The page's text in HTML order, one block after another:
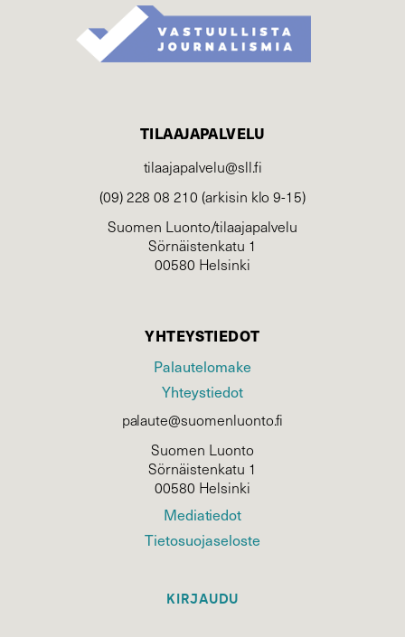
TILAAJAPALVELU
tilaajapalvelu@sll.fi
(09) 228 08 210 (arkisin klo 9-15)
Suomen Luonto/tilaajapalvelu
Sörnäistenkatu 1
00580 Helsinki
YHTEYSTIEDOT
Palautelomake
Yhteystiedot
palaute@suomenluonto.fi
Suomen Luonto
Sörnäistenkatu 1
00580 Helsinki
Mediatiedot
Tietosuojaseloste
KIRJAUDU